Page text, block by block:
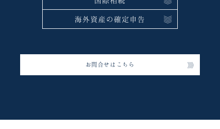
海外資産の確定申告
お問合せはこちら